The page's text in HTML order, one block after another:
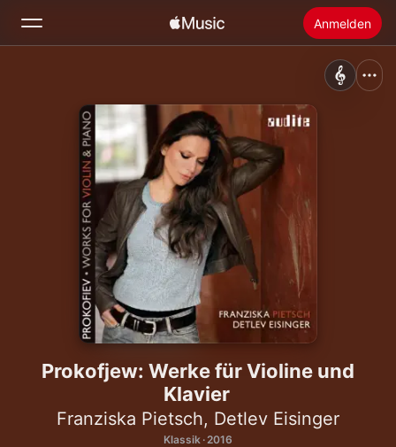
Anmelden
Startseite
Apple Music installieren
Prokofjew: Werke für Violine und
Klavier
Franziska Pietsch, Detlev Eisinger
Klassik · 2016